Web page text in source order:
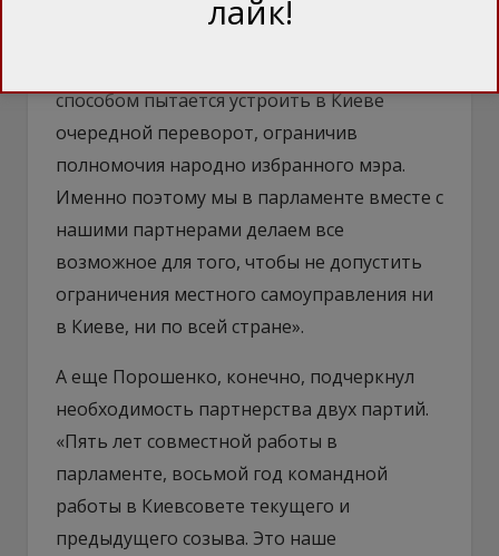
способом пытается устроить в Киеве
очередной переворот, ограничив
полномочия народно избранного мэра.
Именно поэтому мы в парламенте вместе с
нашими партнерами делаем все
возможное для того, чтобы не допустить
ограничения местного самоуправления ни
в Киеве, ни по всей стране».
А еще Порошенко, конечно, подчеркнул
необходимость партнерства двух партий.
«Пять лет совместной работы в
парламенте, восьмой год командной
работы в Киевсовете текущего и
предыдущего созыва. Это наше
лайк!